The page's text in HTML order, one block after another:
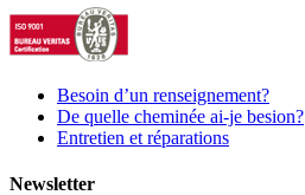
Besoin d’un renseignement?
De quelle cheminée ai-je besion?
Entretien et réparations
Newsletter